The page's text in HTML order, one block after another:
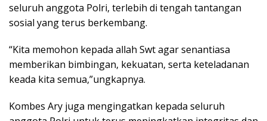
seluruh anggota Polri, terlebih di tengah tantangan
sosial yang terus berkembang.
“Kita memohon kepada allah Swt agar senantiasa
memberikan bimbingan, kekuatan, serta keteladanan
keada kita semua,”ungkapnya.
Kombes Ary juga mengingatkan kepada seluruh